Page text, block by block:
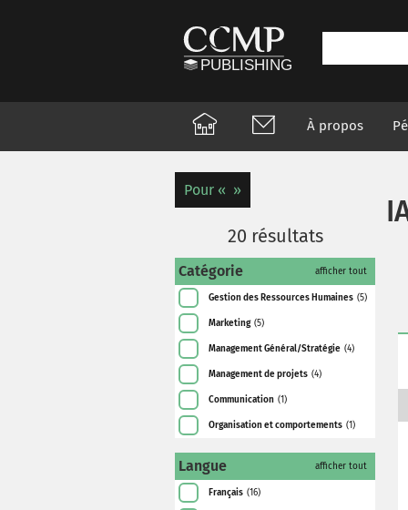
À propos
Pour
20 résultats
Catégorie afficher tout
Gestion des Ressources Humaines (5)
Marketing (5)
Management Général/Stratégie (4)
Management de projets (4)
Communication (1)
Organisation et comportements (1)
Langue afficher tout
Français (16)